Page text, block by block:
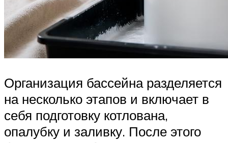
Организация бассейна разделяется
на несколько этапов и включает в
себя подготовку котлована,
опалубку и заливку. После этого